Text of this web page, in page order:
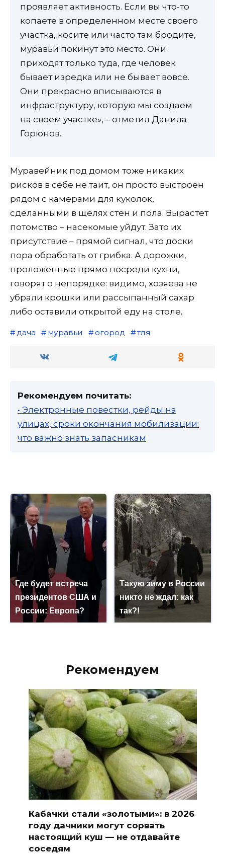
проявляет активность. Если вы что-то
копаете в определенном месте своего
участка, косите или часто там бродите,
муравьи покинут это место. Они
приходят только туда, где человек
бывает изредка или не бывает вовсе.
Они прекрасно вписываются в
инфраструктуру, которую мы создаем
на своем участке», – отметил Данила
Горюнов.
Муравейник под домом тоже никаких
рисков в себе не таит, он просто выстроен
рядом с камерами для куколок,
сделанными в щелях стен и пола. Вырастет
потомство – насекомые уйдут. Зато их
присутствие – прямой сигнал, что доски
пора обработать от грибка. А дорожки,
проложенные прямо посреди кухни,
говорят о непорядке: видимо, хозяева не
убрали крошки или рассыпанный сахар
либо оставили открытой еду на столе.
дача муравьи огород тля
Рекомендуем почитать:
• Электронные повестки, рейды на
улицах, сроки окончания мобилизации:
что важно знать запасникам
Где будет встреча
президентов США и
России: Европа?
Такую зиму в России
никто не ждал: как
так?!
Рекомендуем
Кабачки стали «золотыми»: в 2026
году дачники могут сорвать
настоящий куш — не отдавайте
соседям